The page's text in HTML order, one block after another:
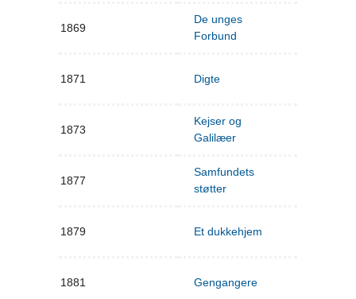
1869
De unges
Forbund
1871 Digte
1873
Kejser og
Galilæer
1877
Samfundets
støtter
1879 Et dukkehjem
1881 Gengangere